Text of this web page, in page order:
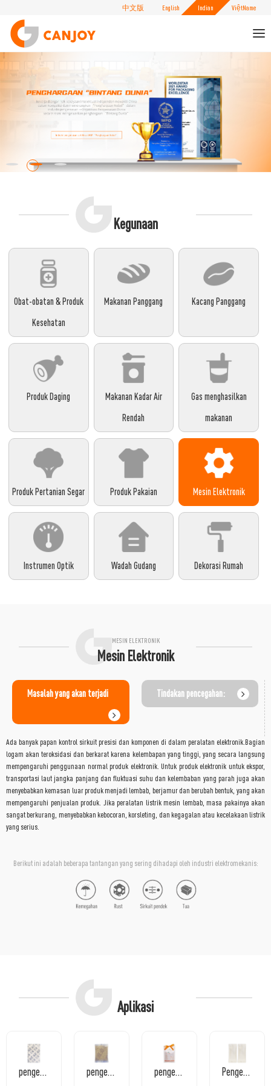
中文版 English Indian ViệtName
Kegunaan
Obat-obatan & Produk
Kesehatan
Makanan Panggang Kacang Panggang
Produk Daging
Makanan Kadar Air
Rendah
Gas menghasilkan
makanan
Produk Pertanian Segar Produk Pakaian Mesin Elektronik
Instrumen Optik Wadah Gudang Dekorasi Rumah
MESIN ELEKTRONIK
Mesin Elektronik
Masalah yang akan terjadi Tindakan pencegahan:
Ada banyak papan kontrol sirkuit presisi dan komponen di dalam peralatan elektronik.Bagian
logam akan teroksidasi dan berkarat karena kelembapan yang tinggi, yang secara langsung
mempengaruhi penggunaan normal produk elektronik. Untuk produk elektronik untuk ekspor,
transportasi laut jangka panjang dan fluktuasi suhu dan kelembaban yang parah juga akan
menyebabkan kemasan luar produk menjadi lembab, berjamur dan berubah bentuk, yang akan
mempengaruhi penjualan produk. Jika peralatan listrik mesin lembab, masa pakainya akan
sangat berkurang, menyebabkan kebocoran, korsleting, dan kegagalan atau kecelakaan listrik
yang serius.
Berikut ini adalah beberapa tantangan yang sering dihadapi oleh industri elektromekanis:
Aplikasi
pengering saringan molekuler dalam kantong kertas Nick pengering saringan molekuler dalam kantong transparan pengering Kantong anti merembes berisi gel kering Pengering Magnesium Klorida